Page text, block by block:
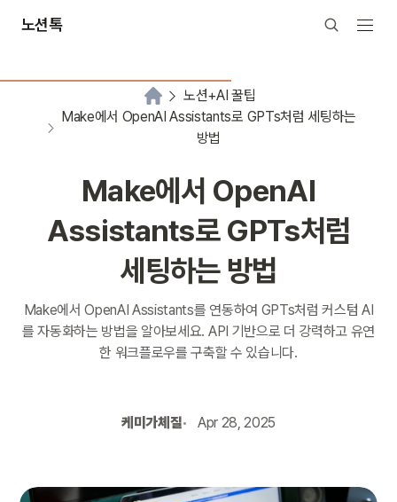
노션톡
노션+AI 꿀팁
Make에서 OpenAI Assistants로 GPTs처럼 세팅하는
방법
Make에서 OpenAI
Assistants로 GPTs처럼
세팅하는 방법
Make에서 OpenAI Assistants를 연동하여 GPTs처럼 커스텀 AI
를 자동화하는 방법을 알아보세요. API 기반으로 더 강력하고 유연
한 워크플로우를 구축할 수 있습니다.
케미가체질 Apr 28, 2025